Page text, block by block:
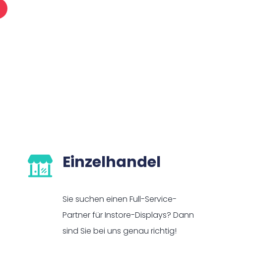
Einzelhandel
Sie suchen einen Full-Service-
Partner für Instore-Displays? Dann
sind Sie bei uns genau richtig!